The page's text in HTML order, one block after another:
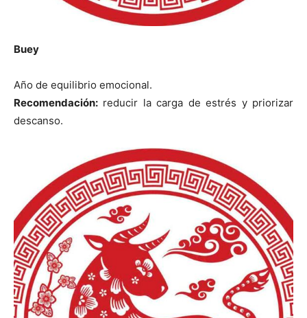
Buey
Año de equilibrio emocional.
Recomendación: reducir la carga de estrés y priorizar
descanso.